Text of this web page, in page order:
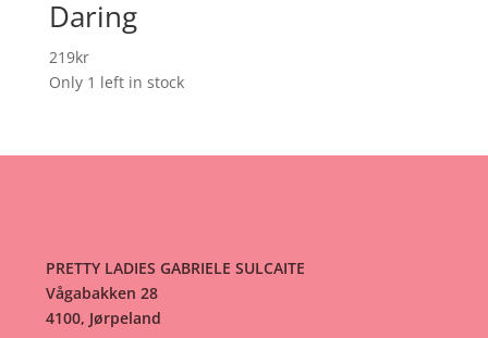
Daring
219kr
Only 1 left in stock
PRETTY LADIES GABRIELE SULCAITE
Vågabakken 28
4100, Jørpeland